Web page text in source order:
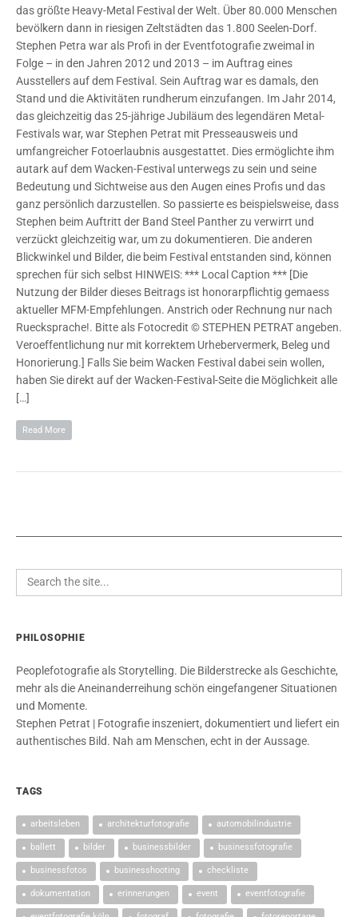
das größte Heavy-Metal Festival der Welt. Über 80.000 Menschen
bevölkern dann in riesigen Zeltstädten das 1.800 Seelen-Dorf.
Stephen Petra war als Profi in der Eventfotografie zweimal in
Folge – in den Jahren 2012 und 2013 – im Auftrag eines
Ausstellers auf dem Festival. Sein Auftrag war es damals, den
Stand und die Aktivitäten rundherum einzufangen. Im Jahr 2014,
das gleichzeitig das 25-jährige Jubiläum des legendären Metal-
Festivals war, war Stephen Petrat mit Presseausweis und
umfangreicher Fotoerlaubnis ausgestattet. Dies ermöglichte ihm
autark auf dem Wacken-Festival unterwegs zu sein und seine
Bedeutung und Sichtweise aus den Augen eines Profis und das
ganz persönlich darzustellen. So passierte es beispielsweise, dass
Stephen beim Auftritt der Band Steel Panther zu verwirrt und
verzückt gleichzeitig war, um zu dokumentieren. Die anderen
Blickwinkel und Bilder, die beim Festival entstanden sind, können
sprechen für sich selbst HINWEIS: *** Local Caption *** [Die
Nutzung der Bilder dieses Beitrags ist honorarpflichtig gemaess
aktueller MFM-Empfehlungen. Anstrich oder Rechnung nur nach
Ruecksprache!. Bitte als Fotocredit © STEPHEN PETRAT angeben.
Veroeffentlichung nur mit korrektem Urhebervermerk, Beleg und
Honorierung.] Falls Sie beim Wacken Festival dabei sein wollen,
haben Sie direkt auf der Wacken-Festival-Seite die Möglichkeit alle
[…]
Read More
PHILOSOPHIE
Peoplefotografie als Storytelling. Die Bilderstrecke als Geschichte,
mehr als die Aneinanderreihung schön eingefangener Situationen
und Momente.
Stephen Petrat | Fotografie inszeniert, dokumentiert und liefert ein
authentisches Bild. Nah am Menschen, echt in der Aussage.
TAGS
arbeitsleben architekturfotografie automobilindustrie
ballett bilder businessbilder businessfotografie
businessfotos businesshooting checkliste
dokumentation erinnerungen event eventfotografie